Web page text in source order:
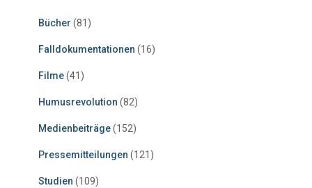
Bücher (81)
Falldokumentationen (16)
Filme(41)
Humusrevolution (82)
Medienbeiträge(152)
Pressemitteilungen (121)
Studien (109)